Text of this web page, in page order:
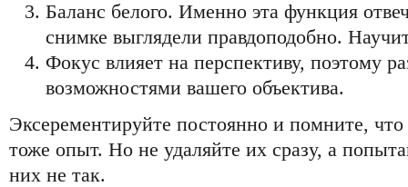
Баланс белого. Именно эта функция
снимке выглядели правдоподобно.
Фокус влияет на перспективу, поэтому
возможностями вашего объектива.
Эксерементируйте постоянно и помните,
тоже опыт. Но не удаляйте их сразу, а
них не так.